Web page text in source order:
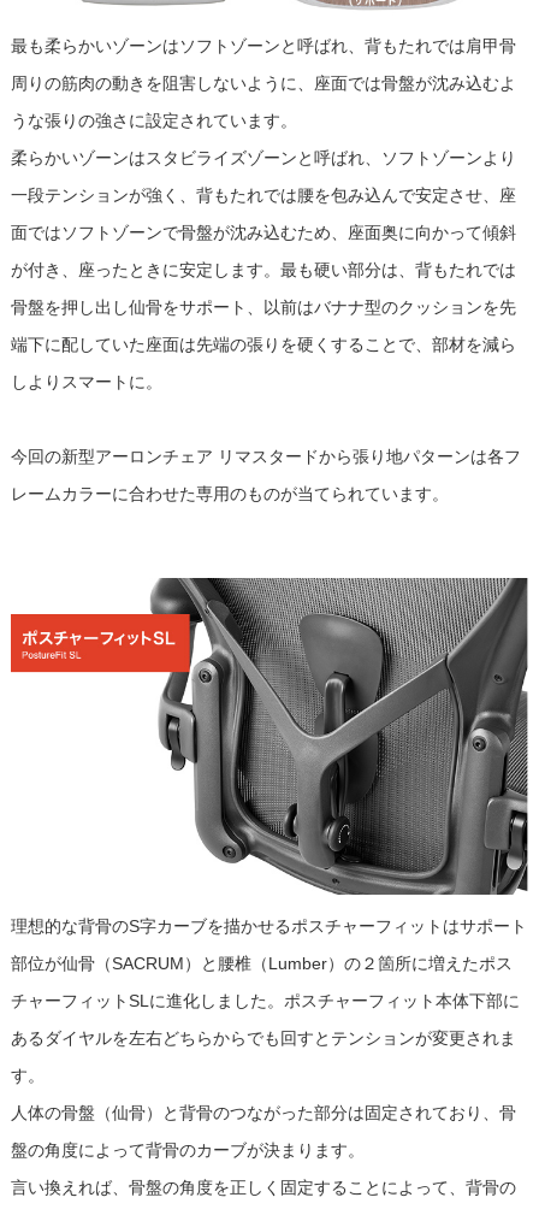
最も柔らかいゾーンはソフトゾーンと呼ばれ、背もたれでは肩甲骨
周りの筋肉の動きを阻害しないように、座面では骨盤が沈み込むよ
うな張りの強さに設定されています。
柔らかいゾーンはスタビライズゾーンと呼ばれ、ソフトゾーンより
一段テンションが強く、背もたれでは腰を包み込んで安定させ、座
面ではソフトゾーンで骨盤が沈み込むため、座面奥に向かって傾斜
が付き、座ったときに安定します。最も硬い部分は、背もたれでは
骨盤を押し出し仙骨をサポート、以前はバナナ型のクッションを先
端下に配していた座面は先端の張りを硬くすることで、部材を減ら
しよりスマートに。
今回の新型アーロンチェア リマスタードから張り地パターンは各フ
レームカラーに合わせた専用のものが当てられています。
理想的な背骨のS字カーブを描かせるポスチャーフィットはサポート
部位が仙骨（SACRUM）と腰椎（Lumber）の２箇所に増えたポス
チャーフィットSLに進化しました。ポスチャーフィット本体下部に
あるダイヤルを左右どちらからでも回すとテンションが変更されま
す。
人体の骨盤（仙骨）と背骨のつながった部分は固定されており、骨
盤の角度によって背骨のカーブが決まります。
言い換えれば、骨盤の角度を正しく固定することによって、背骨の